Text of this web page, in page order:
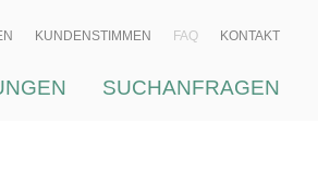
KUNDENSTIMMEN FAQ KONTAKT
SUCHANFRAGEN